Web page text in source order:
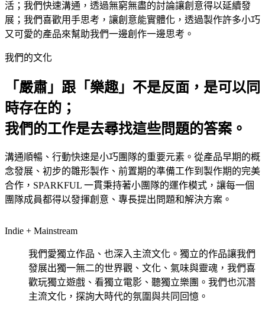
活；我們快速溝通，透過無窮無盡的討論讓創意得以延續發
展；我們喜歡用手思考，讓創意能實體化，透過製作許多小巧
又可愛的產品來幫助我們一邊創作一邊思考。
我們的文化
「嚴肅」跟「樂趣」不是反面，是可以同
時存在的；
我們的工作是去尋找這些問題的答案。
溝通順暢、行動快速是小巧團隊的重要元素。從產品早期的概
念發展、初步的雛形製作、前置期的準備工作到製作期的完美
合作，SPARKFUL 一貫秉持著小團隊的運作模式，讓每一個
團隊成員都得以發揮創意、專長提出問題和解決方案。
Indie + Mainstream
我們愛獨立作品、也深入主流文化。獨立的作品讓我們
發展出獨一無二的世界觀、文化、氣味與靈魂，我們喜
歡玩獨立遊戲、看獨立電影、聽獨立樂團。我們也沉潛
主流文化，探詢大時代的氛圍與共同回憶。